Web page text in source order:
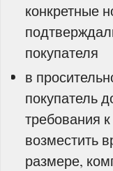
конкретные
покупателя
в
покупатель
требования
возместить
размере,